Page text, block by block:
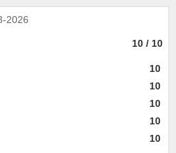
2026
10 / 10
10
10
10
10
10